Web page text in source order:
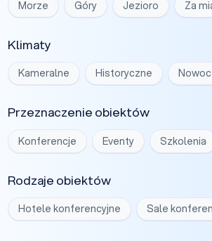
Morze Góry Jezioro Za
Klimaty
Kameralne Historyczne
Przeznaczenie obiektów
Konferencje Eventy Szkolenia
Rodzaje obiektów
Hotele konferencyjne Sale